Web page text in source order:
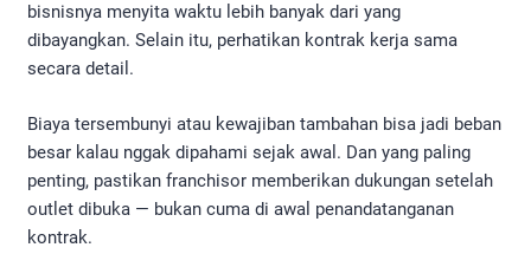
bisnisnya menyita waktu lebih banyak dari yang
dibayangkan. Selain itu, perhatikan kontrak kerja sama
secara detail.
Biaya tersembunyi atau kewajiban tambahan bisa jadi beban
besar kalau nggak dipahami sejak awal. Dan yang paling
penting, pastikan franchisor memberikan dukungan setelah
outlet dibuka — bukan cuma di awal penandatanganan
kontrak.